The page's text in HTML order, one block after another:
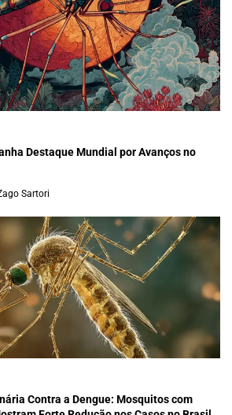
Destaque Mundial por Avanços no
Sartori
Contra a Dengue: Mosquitos com